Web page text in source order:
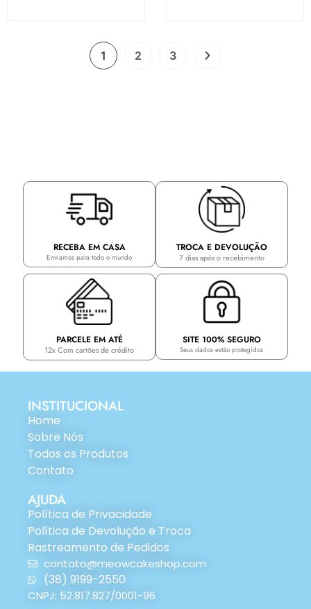
1 2 3
RECEBA EM CASA
Enviamos para todo o mundo
TROCA E DEVOLUÇÃO
7 dias após o recebimento
PARCELE EM ATÉ
12x Com cartões de crédito
SITE 100% SEGURO
Seus dados estão protegidos
INSTITUCIONAL
Home
Sobre Nós
Todos os Produtos
Contato
AJUDA
Política de Privacidade
Política de Devolução e Troca
Rastreamento de Pedidos
contato@meowcakeshop.com
(38) 9199-2550
CNPJ: 52.817.827/0001-96